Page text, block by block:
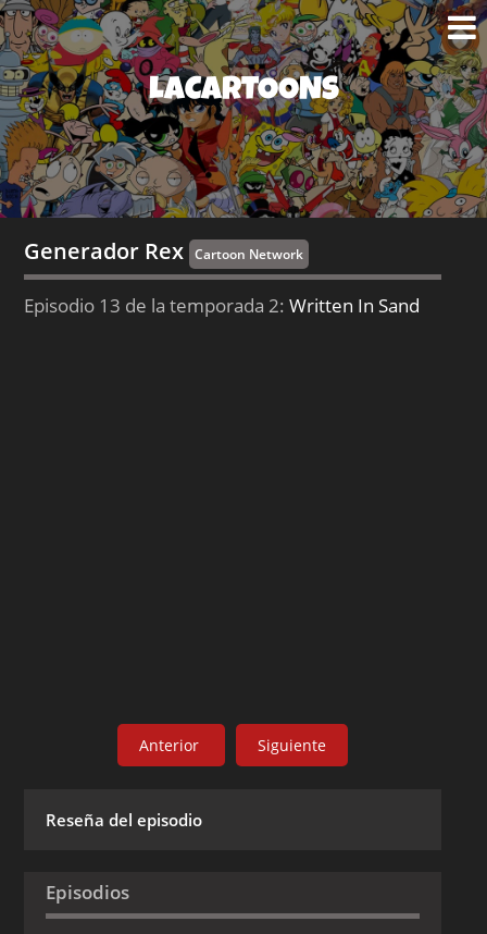
LACARTOONS
Generador Rex Cartoon Network
Episodio 13 de la temporada 2:Written In Sand
Anterior Siguiente
Reseña del episodio
Episodios